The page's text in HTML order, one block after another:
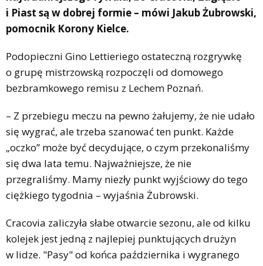
i Piast są w dobrej formie – mówi Jakub Żubrowski,
pomocnik Korony Kielce.
Podopieczni Gino Lettieriego ostateczną rozgrywkę
o grupę mistrzowską rozpoczęli od domowego
bezbramkowego remisu z Lechem Poznań.
– Z przebiegu meczu na pewno żałujemy, że nie udało
się wygrać, ale trzeba szanować ten punkt. Każde
„oczko” może być decydujące, o czym przekonaliśmy
się dwa lata temu. Najważniejsze, że nie
przegraliśmy. Mamy niezły punkt wyjściowy do tego
ciężkiego tygodnia – wyjaśnia Żubrowski.
Cracovia zaliczyła słabe otwarcie sezonu, ale od kilku
kolejek jest jedną z najlepiej punktujących drużyn
w lidze. "Pasy" od końca października i wygranego